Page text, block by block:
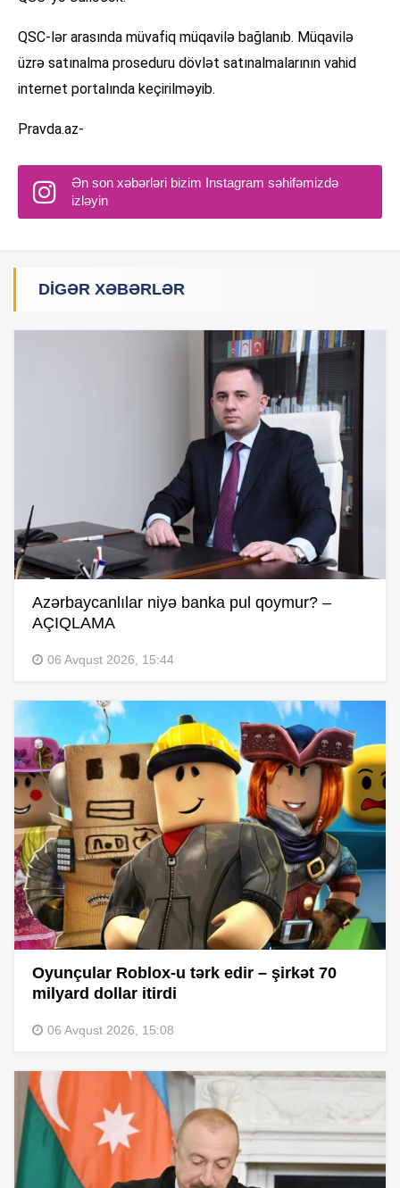
QSC-lər arasında müvafiq müqavilə bağlanıb. Müqavilə
üzrə satınalma proseduru dövlət satınalmalarının vahid
internet portalında keçirilməyib.
Pravda.az-
Ən son xəbərləri bizim Instagram səhifəmizdə
izləyin
DIGƏR XƏBƏRLƏR
Azərbaycanlılar niyə banka pul qoymur? –
AÇIQLAMA
06 Avqust 2026, 15:44
Oyunçular Roblox-u tərk edir – şirkət 70
milyard dollar itirdi
06 Avqust 2026, 15:08